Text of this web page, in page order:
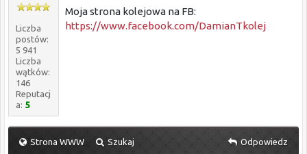
Liczba
postów:
5 941
Liczba
wątków:
146
Reputacj
a: 5
Moja strona kolejowa na FB:
https://www.facebook.com/DamianTkolej
Strona WWW Szukaj Odpowiedz